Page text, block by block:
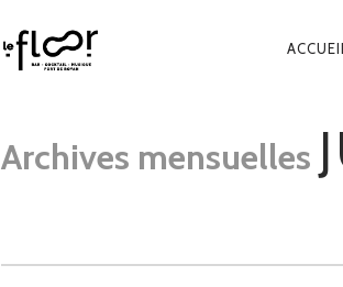
Archives mensuelles